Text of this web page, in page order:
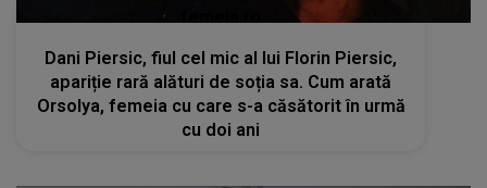
Dani Piersic, fiul cel mic al lui Florin Piersic,
apariție rară alături de soția sa. Cum arată
Orsolya, femeia cu care s-a căsătorit în urmă
cu doi ani